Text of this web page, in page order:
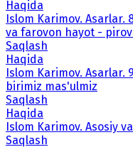
Haqida
Islom Karimov. Asarlar.
va farovon hayot -
Saqlash
Haqida
Islom Karimov.
birimiz mas'ulmiz
Saqlash
Haqida
Islom Karimov. Asosiy
Saqlash